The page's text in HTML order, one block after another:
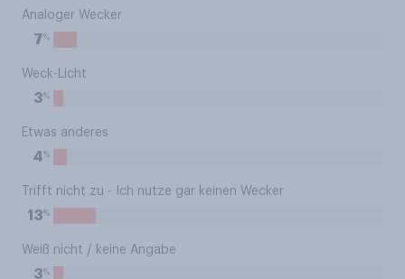
Analoger Wecker
7%
Weck-Licht
3%
Etwas anderes
4%
Trifft nicht zu - Ich nutze gar keinen Wecker
13%
Weiß nicht / keine Angabe
3%